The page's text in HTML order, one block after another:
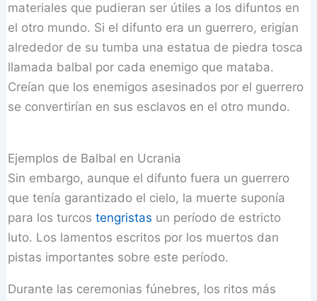
materiales que pudieran ser útiles a los difuntos en
el otro mundo. Si el difunto era un guerrero, erigían
alrededor de su tumba una estatua de piedra tosca
llamada balbal por cada enemigo que mataba.
Creían que los enemigos asesinados por el guerrero
se convertirían en sus esclavos en el otro mundo.
Ejemplos de Balbal en Ucrania
Sin embargo, aunque el difunto fuera un guerrero
que tenía garantizado el cielo, la muerte suponía
para los turcostengristas un período de estricto
luto. Los lamentos escritos por los muertos dan
pistas importantes sobre este período.
Durante las ceremonias fúnebres, los ritos más